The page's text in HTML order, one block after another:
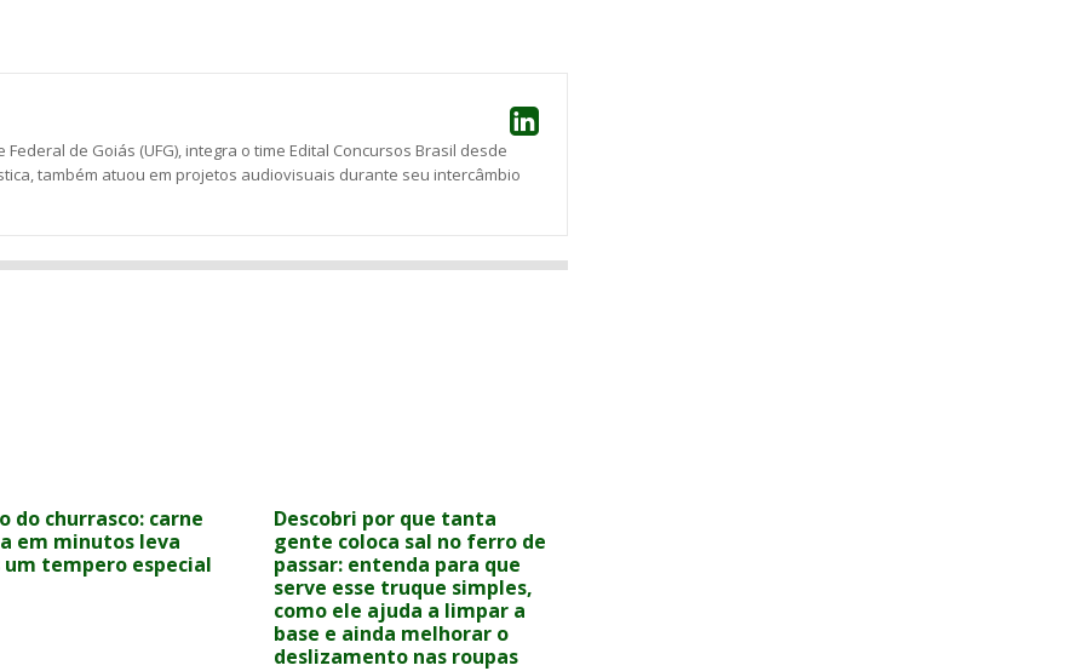
de Goiás (UFG), integra o time Edital Concursos Brasil desde
também atuou em projetos audiovisuais durante seu intercâmbio
do churrasco: carne
em minutos leva
um tempero especial
Descobri por que tanta
gente coloca sal no ferro de
passar: entenda para que
serve esse truque simples,
como ele ajuda a limpar a
base e ainda melhorar o
deslizamento nas roupas